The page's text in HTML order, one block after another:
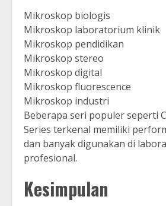
Mikroskop biologis
Mikroskop laboratorium klinik
Mikroskop pendidikan
Mikroskop stereo
Mikroskop digital
Mikroskop fluorescence
Mikroskop industri
Beberapa seri populer seperti
Series terkenal memiliki
dan banyak digunakan di
profesional.
Kesimpulan